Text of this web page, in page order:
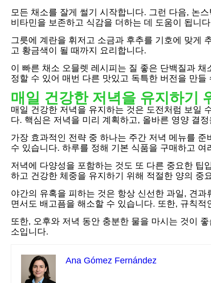
모든 채소를 잘게 썰기 시작합니다. 그런 다음, 논
비타민을 보존하고 식감을 더하는 데 도움이 됩니
그릇에 계란을 휘저고 소금과 후추를 기호에 맞게
고 황금색이 될 때까지 요리합니다.
이 빠른 채소 오믈렛 레시피는 질 좋은 단백질과
정할 수 있어 매번 다른 맛있고 독특한 버전을 만들
매일 건강한 저녁을 유지하기
매일 건강한 저녁을 유지하는 것은 도전처럼 보일
다. 핵심은 저녁을 미리 계획하고, 올바른 영양 결
가장 효과적인 전략 중 하나는 주간 저녁 메뉴를
수 있습니다. 하루를 정해 기본 식품을 구매하고
저녁에 다양성을 포함하는 것도 또 다른 중요한 팁
하고 건강한 체중을 유지하기 위해 적절한 양의 중
야간의 유혹을 피하는 것은 항상 신선한 과일, 견
면서도 배고픔을 해소할 수 있습니다. 또한, 규칙
또한, 오후와 저녁 동안 충분한 물을 마시는 것이
소입니다.
Ana Gómez Fernández